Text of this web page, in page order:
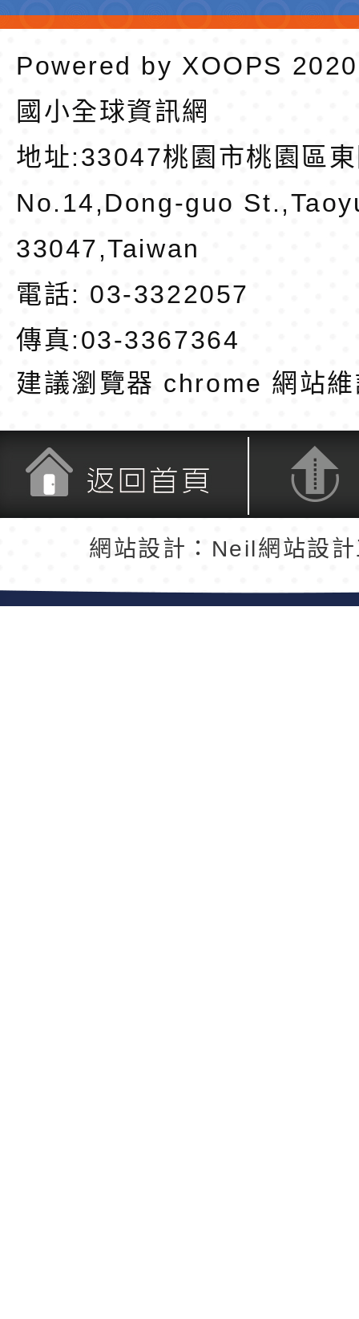
Powered by XOOPS
國小全球資訊網
地址:33047桃園市桃園區
No.14,Dong-guo
33047,Taiwan
電話: 03-3322057
傳真:03-3367364
建議瀏覽器 chrome 網站
返回頂端
網站設計：Neil網站設